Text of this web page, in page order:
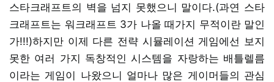
스타크래프트의 벽을 넘지 못했으니 말이다.(과연 스타
크래프트는 워크래프트 3가 나올 때가지 무적이란 말인
가!!!)하지만 이제 다른 전략 시뮬레이션 게임에선 보지
못한 여러 가지 독창적인 시스템을 자랑하는 배틀렐름
이라는 게임이 나왔으니 얼마나 많은 게이머들의 관심